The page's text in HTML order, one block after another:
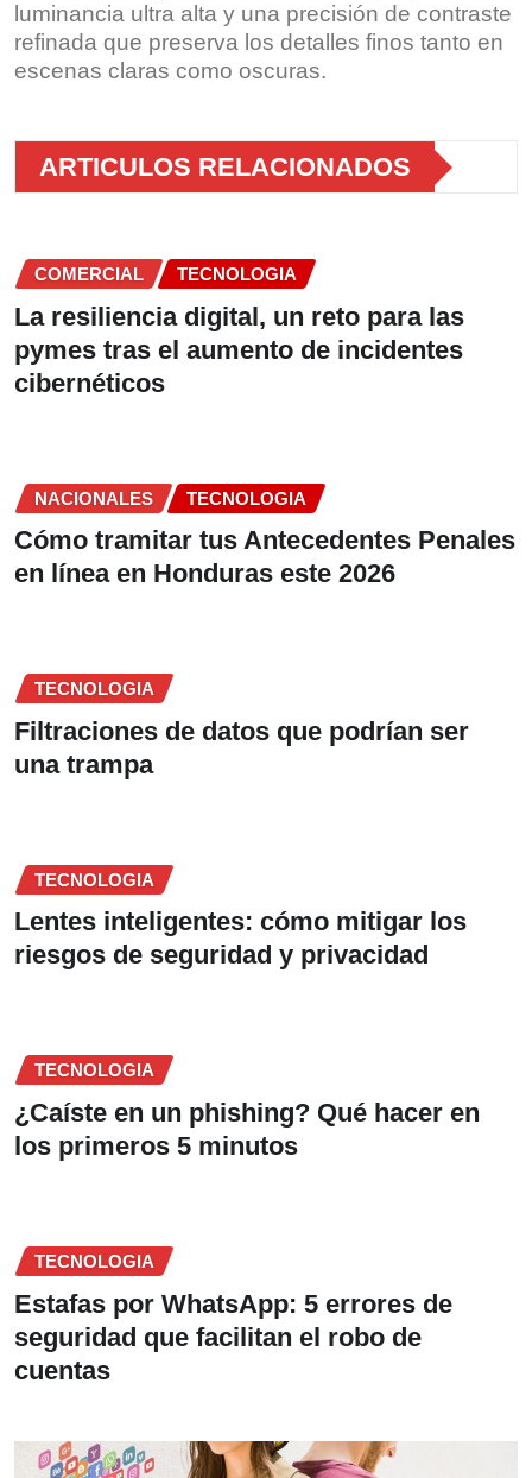
luminancia ultra alta y una precisión de contraste
refinada que preserva los detalles finos tanto en
escenas claras como oscuras.
ARTICULOS RELACIONADOS
COMERCIAL TECNOLOGIA
La resiliencia digital, un reto para las
pymes tras el aumento de incidentes
cibernéticos
NACIONALES TECNOLOGIA
Cómo tramitar tus Antecedentes Penales
en línea en Honduras este 2026
TECNOLOGIA
Filtraciones de datos que podrían ser
una trampa
TECNOLOGIA
Lentes inteligentes: cómo mitigar los
riesgos de seguridad y privacidad
TECNOLOGIA
¿Caíste en un phishing? Qué hacer en
los primeros 5 minutos
TECNOLOGIA
Estafas por WhatsApp: 5 errores de
seguridad que facilitan el robo de
cuentas